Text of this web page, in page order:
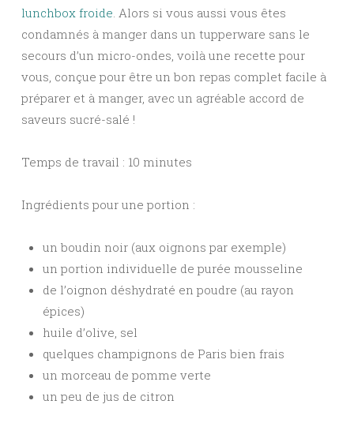
lunchbox froide . Alors si vous aussi vous êtes
condamnés à manger dans un tupperware sans le
secours d’un micro-ondes, voilà une recette pour
vous, conçue pour être un bon repas complet facile à
préparer et à manger, avec un agréable accord de
saveurs sucré-salé !
Temps de travail : 10 minutes
Ingrédients pour une portion :
un boudin noir (aux oignons par exemple)
un portion individuelle de purée mousseline
de l’oignon déshydraté en poudre (au rayon
épices)
huile d’olive, sel
quelques champignons de Paris bien frais
un morceau de pomme verte
un peu de jus de citron